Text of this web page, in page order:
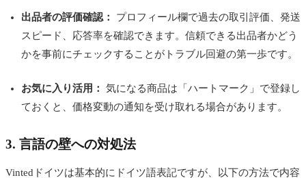
出品者の評価確認：
プロフィール欄で過去の取引評価、発送
スピード、応答率を確認できます。信頼できる出品者かどう
かを事前にチェックすることがトラブル回避の第一歩です。
お気に入り活用：
気になる商品は「ハートマーク」で登録し
ておくと、価格変動の通知を受け取れる場合があります。
3. 言語の壁への対処法
Vintedドイツは基本的にドイツ語表記ですが、以下の方法で内容